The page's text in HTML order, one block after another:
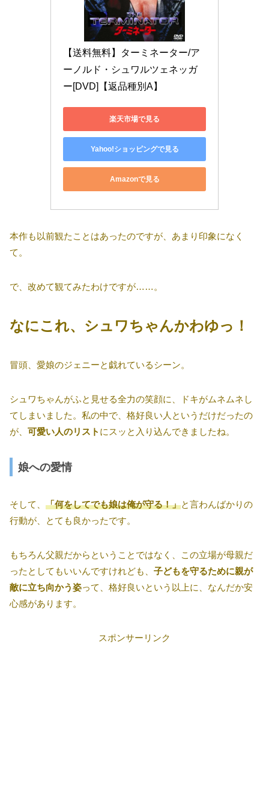
【送料無料】ターミネーター/ア
ーノルド・シュワルツェネッガ
ー[DVD]【返品種別A】
楽天市場で見る
Yahoo!ショッピングで見る
Amazonで見る
本作も以前観たことはあったのですが、あまり印象になく
て。
で、改めて観てみたわけですが……。
なにこれ、シュワちゃんかわゆっ！
冒頭、愛娘のジェニーと戯れているシーン。
シュワちゃんがふと見せる全力の笑顔に、ドキがムネムネし
てしまいました。私の中で、格好良い人というだけだったの
が、 可愛い人のリスト にスッと入り込んできましたね。
娘への愛情
そして、 「何をしてでも娘は俺が守る！」と言わんばかりの
行動が、とても良かったです。
もちろん父親だからということではなく、この立場が母親だ
ったとしてもいいんですけれども、 子どもを守るために親が
敵に立ち向かう姿って、格好良いという以上に、なんだか安
心感があります。
スポンサーリンク